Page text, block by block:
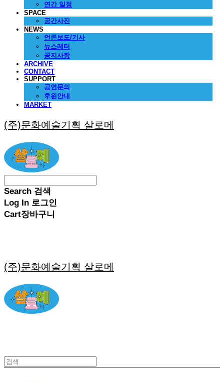
연간 일정
SPACE
공간사진
NEWS
언론보도/기사
뉴스레터
공지사항
ARCHIVE
CONTACT
SUPPORT
공연문의
후원안내
MARKET
(주)문화예술기획 살로메
Search 검색
Log In 로그인
Cart장바구니
(주)문화예술기획 살로메